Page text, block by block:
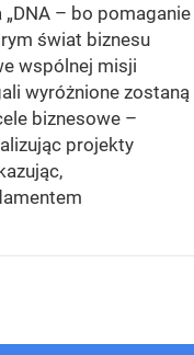
– bo pomaganie
świat biznesu
wspólnej misji
wyróżnione zostaną
biznesowe –
projekty